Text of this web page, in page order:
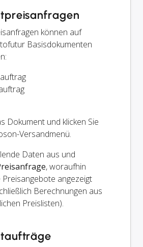
können auf
Basisdokumenten
Dokument und klicken Sie
Versandmenü.
Daten aus und
, woraufhin
angezeigt
Berechnungen aus
Preislisten).